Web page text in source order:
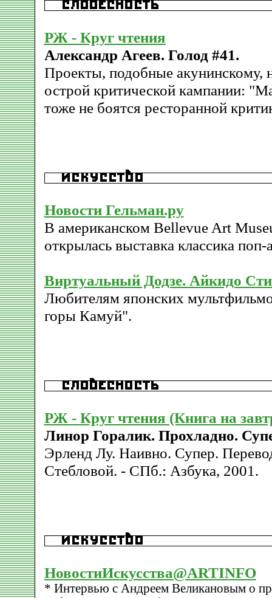
РЖ - Круг чтения
Александр Агеев. Голод #41.
Проекты, подобные акунинскому,
острой критической кампании:
тоже не боятся ресторанной
Новости Гельман.ру
В американском Bellevue Art
открылась выставка классика
Виртуальный Додзe. Айкидо
Любителям японских
горы Камуй".
РЖ - Круг чтения (Книга на
Линор Горалик. Прохладно.
Эрленд Лу. Наивно. Супер.
Стебловой. - СПб.: Азбука, 2001.
НовостиИскусства@ARTINFO
* Интервью с Андреем Великановым о